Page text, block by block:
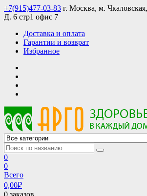
Skip
to
+7(915)477-03-83 г. Москва, м.
Д. 6 стр1 офис 7
Доставка и оплата
Гарантии и возврат
Избранное
АРГО интернет магазин, доставка в
АРГО каталог каталог продукции,
0
0
Всего
0,00₽
0 заказов